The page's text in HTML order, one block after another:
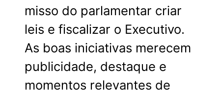
misso do parlamentar criar
leis e fiscalizar o Executivo.
As boas iniciativas merecem
publicidade, destaque e
momentos relevantes de